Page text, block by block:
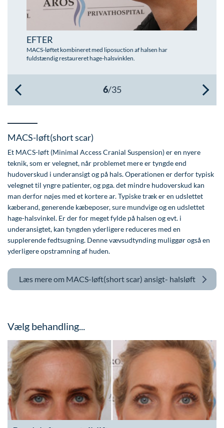
Øre-næse-hals
EFTER
MACS-løftet kombineret med liposuction af halsen har
fuldstændig restaureret hage-halsvinklen.
MACS-løft(short scar)
Et MACS-løft (Minimal Access Cranial Suspension) er en nyere
teknik, som er velegnet, når problemet mere er tyngde end
hudoverskud i underansigt og på hals. Operationen er derfor typisk
velegnet til yngre patienter, og pga. det mindre hudoverskud kan
man derfor nøjes med et kortere ar. Typiske træk er en udslettet
kæberand, generende kæbeposer, sure mundvige og en udslettet
hage-halsvinkel. Er der for meget fylde på halsen og evt. i
underansigtet, kan tyngden yderligere reduceres med en
supplerende fedtsugning. Denne vævsudtynding muliggør også en
yderligere opstramning af huden.
Læs mere om MACS-løft(short scar) ansigt- halsløft
Vælg behandling...